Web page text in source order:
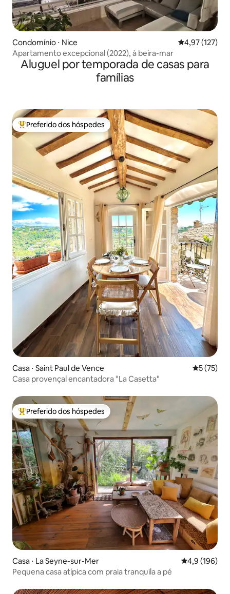
Condomínio ⋅ Nice 4,97 de uma
4,97 (127)
Apartamento excepcional (2022), à beira-mar
Aluguel por temporada de casas para
famílias
Entre os melhores preferidos dos hóspedes
Preferido dos hóspedes
Casa ⋅ Saint Paul de Vence 5 de uma
5 (75)
Casa provençal encantadora "La Casetta"
Entre os melhores preferidos dos hóspedes
Preferido dos hóspedes
Casa ⋅ La Seyne-sur-Mer 4,9 de uma
4,9 (196)
Pequena casa atípica com praia tranquila a pé